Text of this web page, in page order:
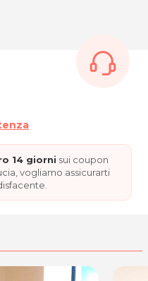
14 giorni sui coupon
vogliamo assicurarti